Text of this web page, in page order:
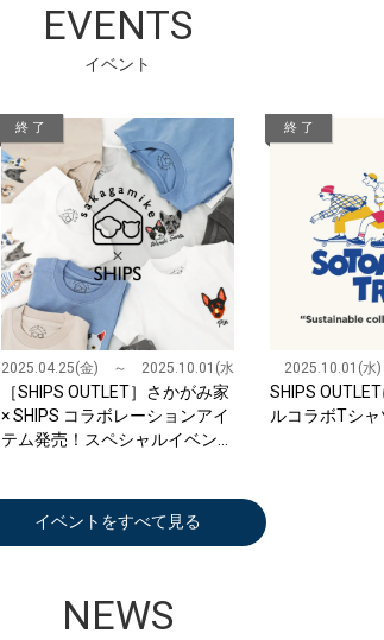
EVENTS
イベント
終 了
2025.04.25(金) ～ 2025.10.01(水)
［SHIPS OUTLET］さかがみ家
× SHIPS コラボレーションアイ
テム発売！スペシャルイベント
終 了
2025.10.01(水)
SHIPS
ルコラボTシ
イベントをすべて見る
NEWS